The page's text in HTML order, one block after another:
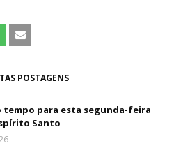
POSTAGENS
tempo para esta segunda-feira
Santo